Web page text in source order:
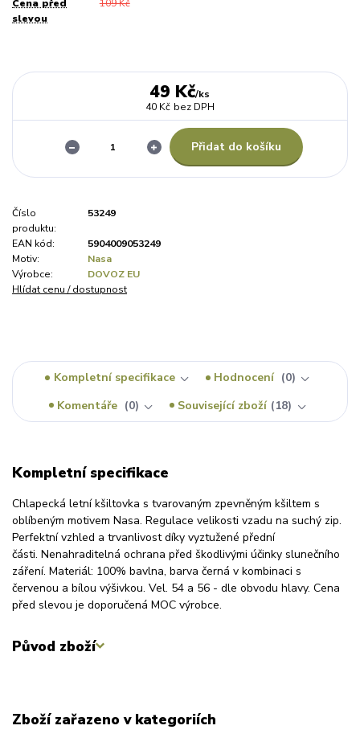
Cena před
slevou
109 Kč
49 Kč/ks
40 Kč bez DPH
Přidat do košíku
Číslo
produktu:
53249
EAN kód:
5904009053249
Motiv:
Nasa
Výrobce:
DOVOZ EU
Hlídat cenu / dostupnost
Kompletní specifikace Hodnocení
0
Komentáře
0 Související zboží 18
Kompletní specifikace
Chlapecká letní kšiltovka s tvarovaným zpevněným kšiltem s
oblíbeným motivem Nasa. Regulace velikosti vzadu na suchý zip.
Perfektní vzhled a trvanlivost díky vyztužené přední
části. Nenahraditelná ochrana před škodlivými účinky slunečního
záření. Materiál: 100% bavlna, barva černá v kombinaci s
červenou a bílou výšivkou. Vel. 54 a 56 - dle obvodu hlavy. Cena
před slevou je doporučená MOC výrobce.
Původ zboží
Zboží zařazeno v kategoriích